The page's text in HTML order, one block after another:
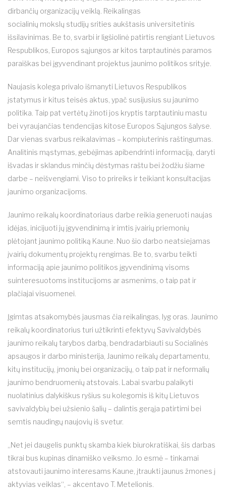
dirbančių organizacijų veiklą. Reikalingas
socialinių mokslų studijų srities aukštasis universitetinis
išsilavinimas. Be to, svarbi ir ligšiolinė patirtis rengiant Lietuvos
Respublikos, Europos sąjungos ar kitos tarptautinės paramos
paraiškas bei įgyvendinant projektus jaunimo politikos srityje.
Naujasis kolega privalo išmanyti Lietuvos Respublikos
įstatymus ir kitus teisės aktus, ypač susijusius su jaunimo
politika. Taip pat vertėtų žinoti jos kryptis tarptautiniu mastu
bei vyraujančias tendencijas kitose Europos Sąjungos šalyse.
Dar vienas svarbus reikalavimas – kompiuterinis raštingumas.
Analitinis mąstymas, gebėjimas apibendrinti informaciją, daryti
išvadas ir sklandus minčių dėstymas raštu bei žodžiu šiame
darbe – neišvengiami. Viso to prireiks ir teikiant konsultacijas
jaunimo organizacijoms.
Jaunimo reikalų koordinatoriaus darbe reikia generuoti naujas
idėjas, inicijuoti jų įgyvendinimą ir imtis įvairių priemonių
plėtojant jaunimo politiką Kaune. Nuo šio darbo neatsiejamas
įvairių dokumentų projektų rengimas. Be to, svarbu teikti
informaciją apie jaunimo politikos įgyvendinimą visoms
suinteresuotoms institucijoms ar asmenims, o taip pat ir
plačiajai visuomenei.
Įgimtas atsakomybės jausmas čia reikalingas, lyg oras. Jaunimo
reikalų koordinatorius turi užtikrinti efektyvų Savivaldybės
jaunimo reikalų tarybos darbą, bendradarbiauti su Socialinės
apsaugos ir darbo ministerija, Jaunimo reikalų departamentu,
kitų institucijų, įmonių bei organizacijų, o taip pat ir neformalių
jaunimo bendruomenių atstovais. Labai svarbu palaikyti
nuolatinius dalykiškus ryšius su kolegomis iš kitų Lietuvos
savivaldybių bei užsienio šalių – dalintis gerąja patirtimi bei
semtis naudingų naujovių iš svetur.
„Net jei daugelis punktų skamba kiek biurokratiškai, šis darbas
tikrai bus kupinas dinamiško veiksmo. Jo esmė – tinkamai
atstovauti jaunimo interesams Kaune, įtraukti jaunus žmones į
aktyvias veiklas“, – akcentavo T. Metelionis.